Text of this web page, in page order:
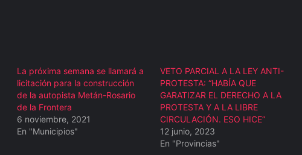
La próxima semana se llamará a
licitación para la construcción
de la autopista Metán-Rosario
de la Frontera
6 noviembre, 2021
En "Municipios"
VETO PARCIAL A LA LEY ANTI-
PROTESTA: “HABÍA QUE
GARATIZAR EL DERECHO A LA
PROTESTA Y A LA LIBRE
CIRCULACIÓN. ESO HICE”
12 junio, 2023
En "Provincias"